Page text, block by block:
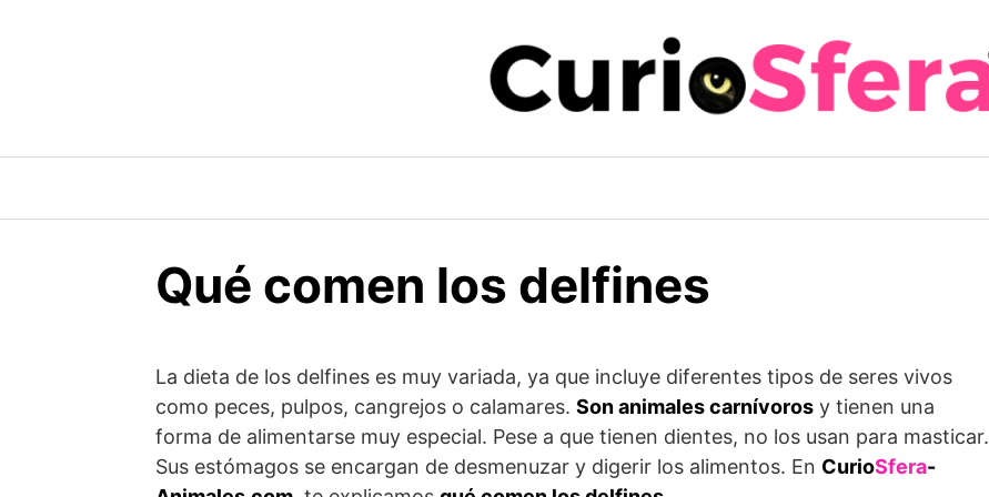
Qué comen los delfines
La dieta de los delfines es muy variada, ya que incluye diferentes tipos de seres vivos
como peces, pulpos, cangrejos o calamares. Son animales carnívoros y tienen una
forma de alimentarse muy especial. Pese a que tienen dientes, no los usan para masticar.
Sus estómagos se encargan de desmenuzar y digerir los alimentos. En CurioSfera-